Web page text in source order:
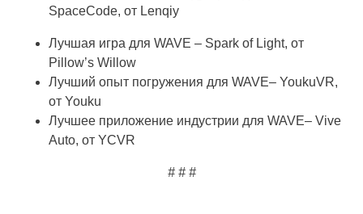
SpaceCode, от Lenqiy
Лучшая игра для WAVE – Spark of Light, от
Pillow’s Willow
Лучший опыт погружения для WAVE– YoukuVR,
от Youku
Лучшее приложение индустрии для WAVE– Vive
Auto, от YCVR
# # #